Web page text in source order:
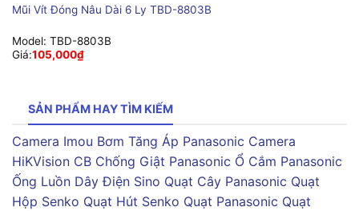
Mũi Vít Đóng Nâu Dài 6 Ly TBD-8803B
Model: TBD-8803B
Giá:105,000₫
SẢN PHẨM HAY TÌM KIẾM
Camera Imou Bơm Tăng Áp Panasonic Camera
HiKVision CB Chống Giật Panasonic Ổ Cắm Panasonic
Ống Luồn Dây Điện Sino Quạt Cây Panasonic Quạt
Hộp Senko Quạt Hút Senko Quạt Panasonic Quạt